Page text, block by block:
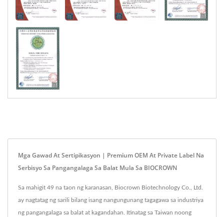
Mga Gawad At Sertipikasyon | Premium OEM At Private Label Na
Serbisyo Sa Pangangalaga Sa Balat Mula Sa BIOCROWN
Sa mahigit 49 na taon ng karanasan, Biocrown Biotechnology Co., Ltd.
ay nagtatag ng sarili bilang isang nangungunang tagagawa sa industriya
ng pangangalaga sa balat at kagandahan. Itinatag sa Taiwan noong